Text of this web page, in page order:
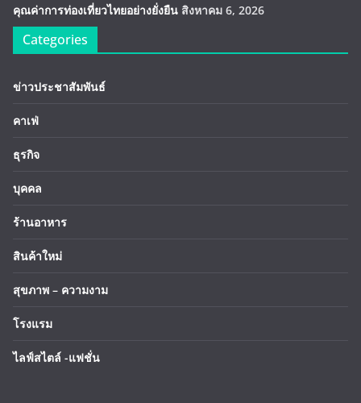
คุณค่าการท่องเที่ยวไทยอย่างยั่งยืน สิงหาคม 6, 2026
Categories
ข่าวประชาสัมพันธ์
คาเฟ่
ธุรกิจ
บุคคล
ร้านอาหาร
สินค้าใหม่
สุขภาพ – ความงาม
โรงแรม
ไลฟ์สไตล์ -แฟชั่น